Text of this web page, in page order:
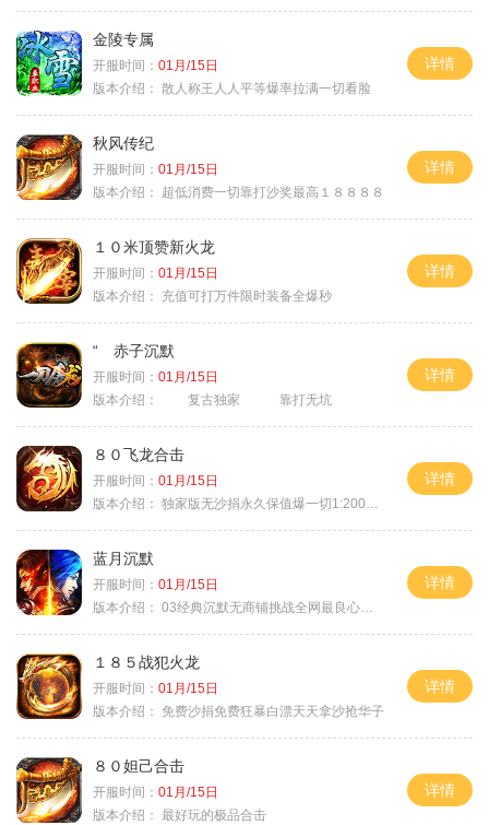
金陵专属
开服时间： 01月/15日
版本介绍： 散人称王人人平等爆率拉满一切看脸
详情
秋风传纪
开服时间： 01月/15日
版本介绍：
超低消费一切靠打沙奖最高１８８８８
详情
１０米顶赞新火龙
开服时间： 01月/15日
版本介绍：
充值可打万件限时装备全爆秒
详情
“ 赤子沉默
开服时间： 01月/15日
版本介绍：
复古独家 靠打无坑
详情
８０飞龙合击
开服时间： 01月/15日
版本介绍： 独家版无沙捐永久保值爆一切1:2000回4
详情
蓝月沉默
开服时间： 01月/15日
版本介绍： 03经典沉默无商铺挑战全网最良心沉默
详情
１８５战犯火龙
开服时间： 01月/15日
版本介绍： 免费沙捐免费狂暴白漂天天拿沙抢华子
详情
８０妲己合击
开服时间： 01月/15日
版本介绍： 最好玩的极品合击
详情